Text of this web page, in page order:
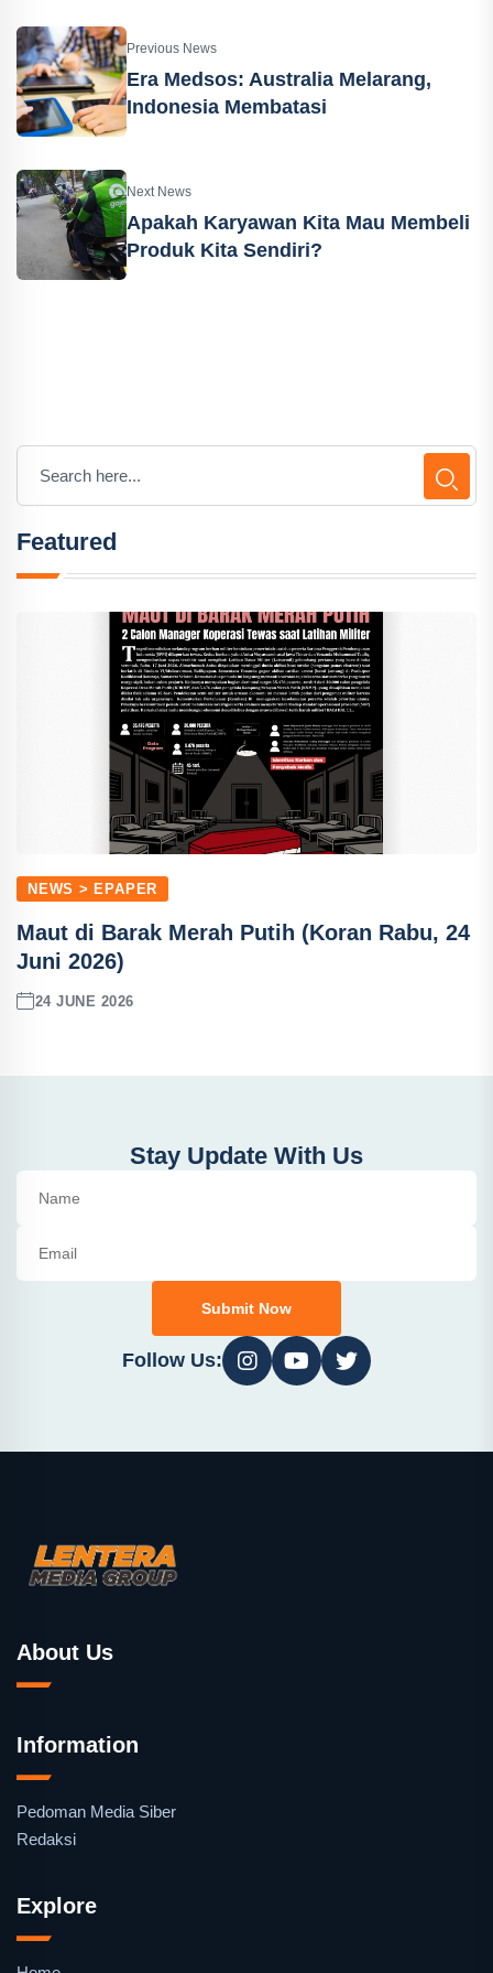
Previous News
Era Medsos: Australia Melarang,
Indonesia Membatasi
Next News
Apakah Karyawan Kita Mau Membeli
Produk Kita Sendiri?
Featured
NEWS > EPAPER
Maut di Barak Merah Putih (Koran Rabu, 24
Juni 2026)
24 JUNE 2026
Stay Update With Us
Submit Now
Follow Us:
About Us
Information
Pedoman Media Siber
Redaksi
Explore